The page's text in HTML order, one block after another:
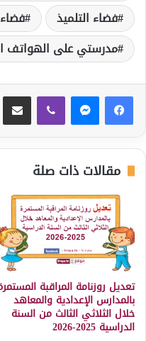
فضاء التلميذ
مدرستي على الهواتف
مقالات ذات صلة
تعديل روزنامة المراقبة
بالمدارس الإعدادية والمعاهد
خلال الثلاثي الثالث من السنة
الدراسية 2025-2026